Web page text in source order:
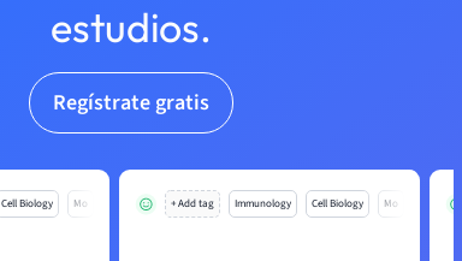
estudios.
Regístrate gratis
Cell Biology Mo + Add tag Immunology Cell Biology Mo